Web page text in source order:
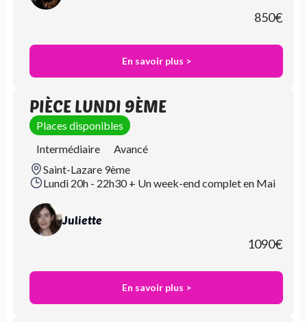
850€
En savoir plus >
PIÈCE LUNDI 9ÈME
Places disponibles
Intermédiaire
Avancé
Saint-Lazare 9ème
Lundi 20h - 22h30 + Un week-end complet en Mai
Juliette
1090€
En savoir plus >